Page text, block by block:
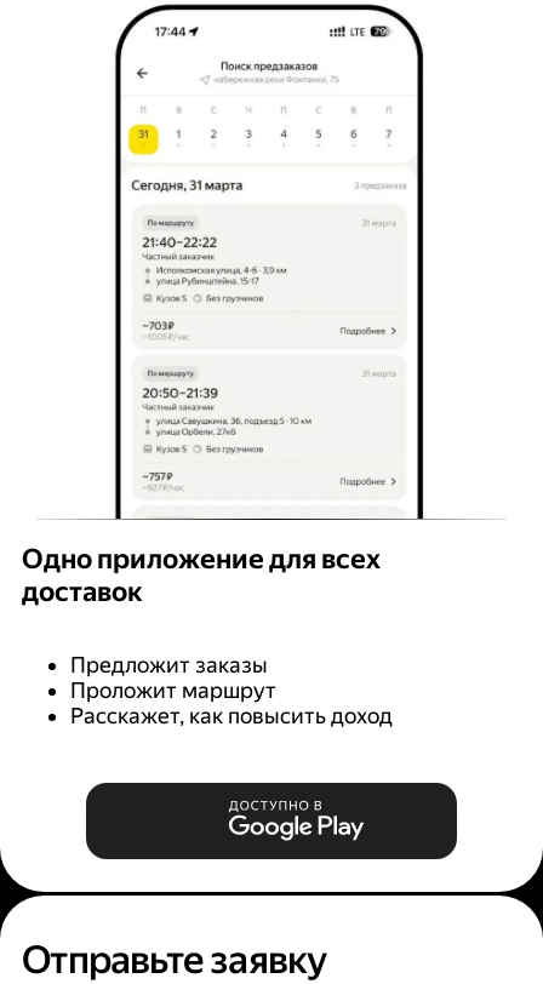
Одно приложение для всех
доставок
Предложит заказы
Проложит маршрут
Расскажет, как повысить доход
Отправьте заявку